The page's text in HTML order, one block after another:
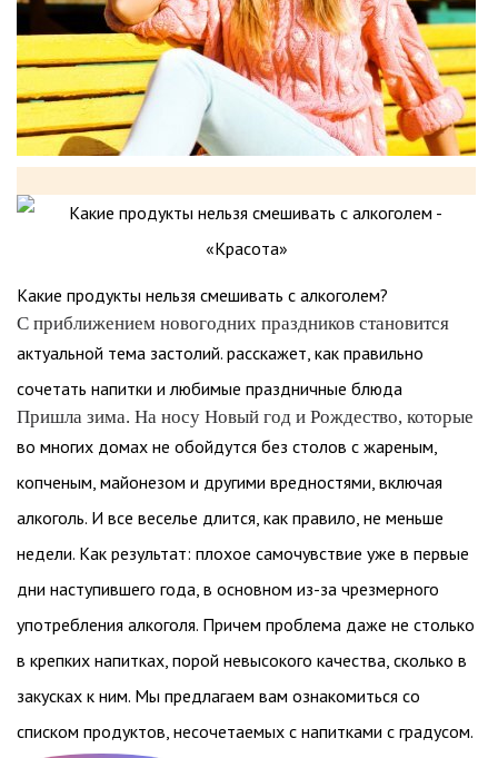
Какие продукты нельзя смешивать с алкоголем?
С приближением новогодних праздников становится
актуальной тема застолий. расскажет, как правильно
сочетать напитки и любимые праздничные блюда
Пришла зима. На носу Новый год и Рождество, которые
во многих домах не обойдутся без столов с жареным,
копченым, майонезом и другими вредностями, включая
алкоголь. И все веселье длится, как правило, не меньше
недели. Как результат: плохое самочувствие уже в первые
дни наступившего года, в основном из-за чрезмерного
употребления алкоголя. Причем проблема даже не столько
в крепких напитках, порой невысокого качества, сколько в
закусках к ним. Мы предлагаем вам ознакомиться со
списком продуктов, несочетаемых с напитками с градусом.